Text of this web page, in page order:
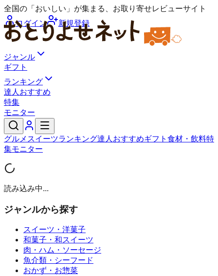
全国の「おいしい」が集まる、お取り寄せレビューサイト
ログイン
新規登録
ジャンル
ギフト
ランキング
達人おすすめ
特集
モニター
グルメ スイーツランキング達人おすすめギフト 食材・飲料特
集モニター
読み込み中...
ジャンルから探す
スイーツ・洋菓子
和菓子・和スイーツ
肉・ハム・ソーセージ
魚介類・シーフード
おかず・お惣菜